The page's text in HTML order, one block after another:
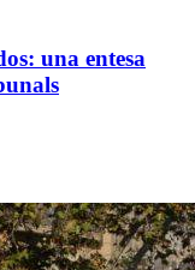
una entesa